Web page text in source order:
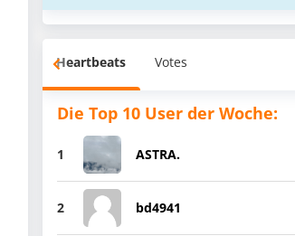
Heartbeats Votes
Die Top 10 User der Woche:
1 ASTRA.
2 bd4941